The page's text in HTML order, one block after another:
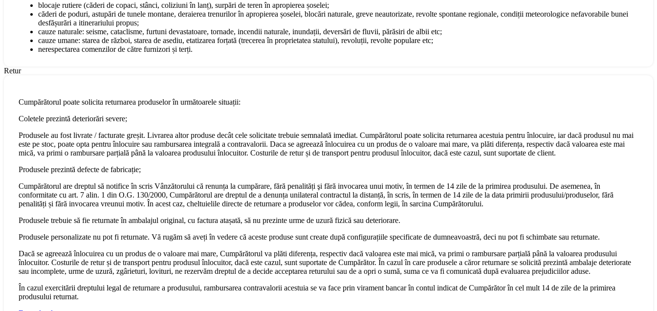
blocaje rutiere (căderi de copaci, stânci, coliziuni în lanț), surpări de teren în apropierea șoselei;
căderi de poduri, astupări de tunele montane, deraierea trenurilor în apropierea șoselei, blocări naturale, greve neautorizate, revolte spontane regionale, condiții meteorologice nefavorabile bunei
desfășurări a itinerariului propus;
cauze naturale: seisme, cataclisme, furtuni devastatoare, tornade, incendii naturale, inundații, deversări de fluvii, părăsiri de albii etc;
cauze umane: starea de război, starea de asediu, etatizarea forțată (trecerea în proprietatea statului), revoluții, revolte populare etc;
nerespectarea comenzilor de către furnizori și terți.
Retur
Cumpărătorul poate solicita returnarea produselor în următoarele situații:
Coletele prezintă deteriorări severe;
Produsele au fost livrate / facturate greșit. Livrarea altor produse decât cele solicitate trebuie semnalată imediat. Cumpărătorul poate solicita returnarea acestuia pentru înlocuire, iar dacă produsul nu mai
este pe stoc, poate opta pentru înlocuire sau rambursarea integrală a contravalorii. Daca se agreează înlocuirea cu un produs de o valoare mai mare, va plăti diferența, respectiv dacă valoarea este mai
mică, va primi o rambursare parțială până la valoarea produsului înlocuitor. Costurile de retur și de transport pentru produsul înlocuitor, dacă este cazul, sunt suportate de client.
Produsele prezintă defecte de fabricație;
Cumpărătorul are dreptul să notifice în scris Vânzătorului că renunța la cumpărare, fără penalități şi fără invocarea unui motiv, în termen de 14 zile de la primirea produsului. De asemenea, în
conformitate cu art. 7 alin. 1 din O.G. 130/2000, Cumpărătorul are dreptul de a denunța unilateral contractul la distanță, în scris, în termen de 14 zile de la data primirii produsului/produselor, fără
penalități și fără invocarea vreunui motiv. În acest caz, cheltuielile directe de returnare a produselor vor cădea, conform legii, în sarcina Cumpărătorului.
Produsele trebuie să fie returnate în ambalajul original, cu factura atașată, să nu prezinte urme de uzură fizică sau deteriorare.
Produsele personalizate nu pot fi returnate. Vă rugăm să aveți în vedere că aceste produse sunt create după configurațiile specificate de dumneavoastră, deci nu pot fi schimbate sau returnate.
Dacă se agreează înlocuirea cu un produs de o valoare mai mare, Cumpărătorul va plăti diferența, respectiv dacă valoarea este mai mică, va primi o rambursare parțială până la valoarea produsului
înlocuitor. Costurile de retur și de transport pentru produsul înlocuitor, dacă este cazul, sunt suportate de Cumpărător. În cazul în care produsele a căror returnare se solicită prezintă ambalaje deteriorate
sau incomplete, urme de uzură, zgârieturi, lovituri, ne rezervăm dreptul de a decide acceptarea returului sau de a opri o sumă, suma ce va fi comunicată după evaluarea prejudiciilor aduse.
În cazul exercitării dreptului legal de returnare a produsului, rambursarea contravalorii acestuia se va face prin virament bancar în contul indicat de Cumpărător în cel mult 14 de zile de la primirea
produsului returnat.